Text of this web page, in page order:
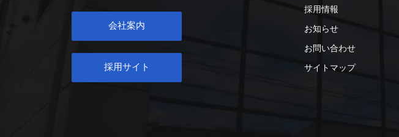
会社案内
採用サイト
採用情報
お知らせ
お問い合わせ
サイトマップ